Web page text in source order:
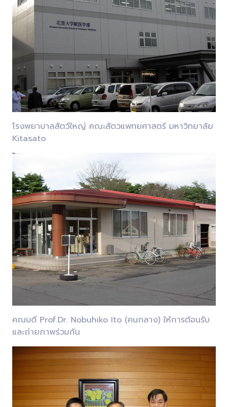
โรงพยาบาลสัตว์ใหญ่ คณะสัตวแพทยศาสตร์ มหาวิทยาลัย
Kitasato
คณบดี Prof.Dr. Nobuhiko Ito (คนกลาง) ให้การต้อนรับ
และถ่ายภาพร่วมกัน